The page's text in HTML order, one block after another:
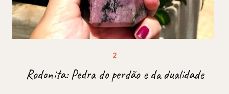
Rodonita: Pedra do perdão e da dualidade